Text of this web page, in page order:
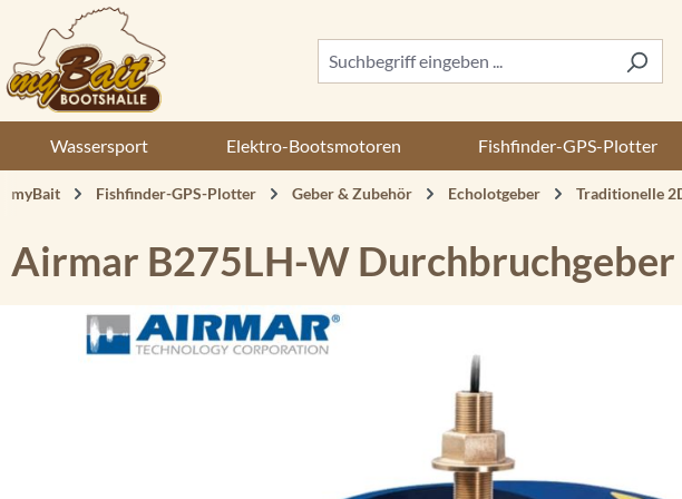
Hauptinhalt springen
Zur Suche springen
Zur Hauptnavigation springen
Wassersport Elektro-Bootsmotoren Fishfinder-GPS-Plotter
myBait Fishfinder-GPS-Plotter Geber & Zubehör Echolotgeber Traditionelle
Airmar B275LH-W Durchbruchgeber
Bildergalerie überspringen